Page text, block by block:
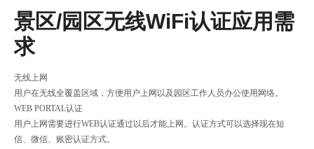
景区/园区无线WiFi认证应用需
求
无线上网
用户在无线全覆盖区域，方便用户上网以及园区工作人员办公使用网络。
WEB PORTAL认证
用户上网需要进行WEB认证通过以后才能上网。认证方式可以选择现在短
信、微信、账密认证方式。